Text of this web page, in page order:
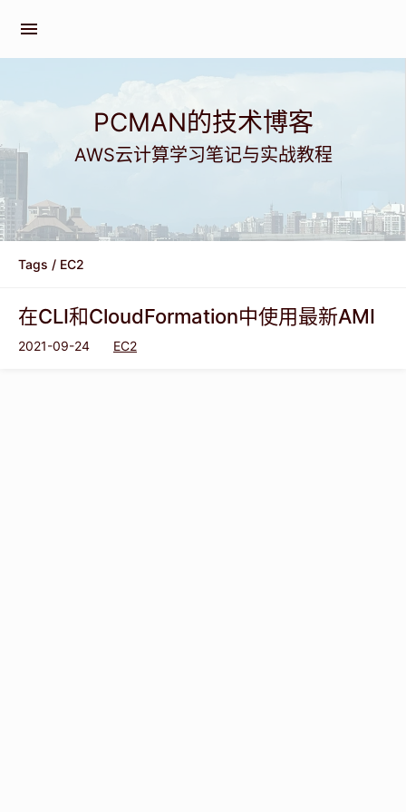
menu
PCMAN的技术博客
AWS云计算学习笔记与实战教程
Tags / EC2
在CLI和CloudFormation中使用最新AMI
2021-09-24 EC2